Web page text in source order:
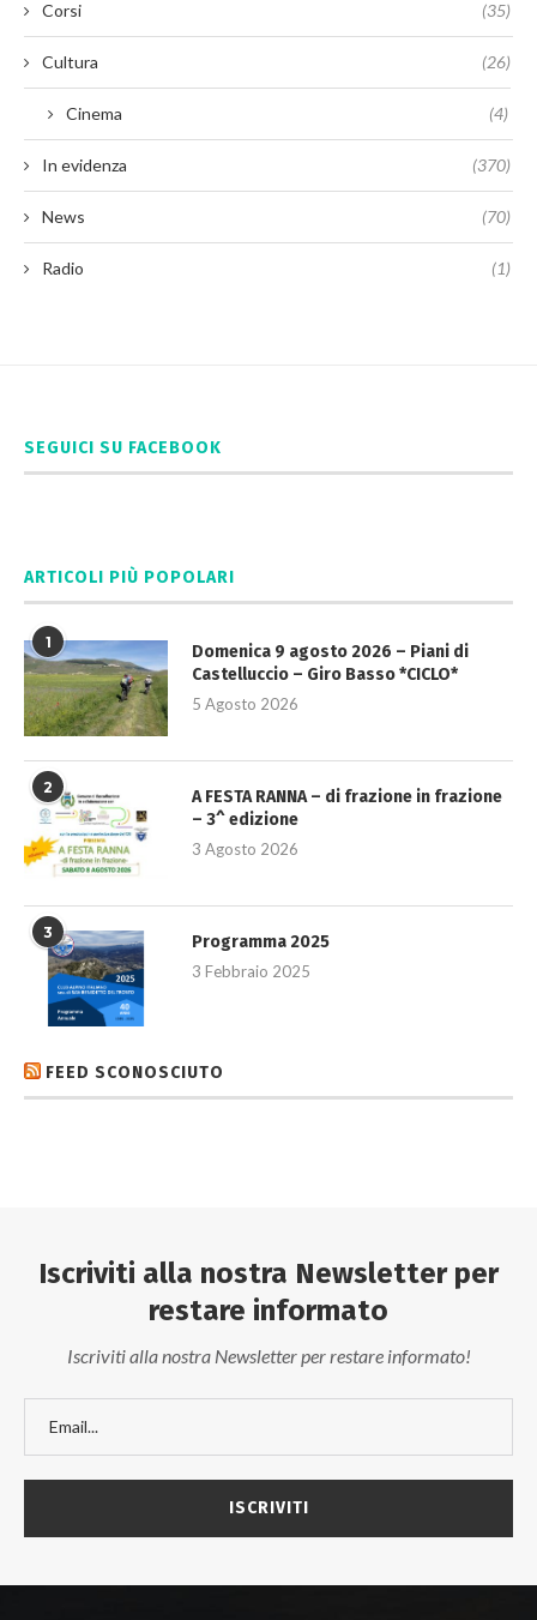
Corsi (35)
Cultura (26)
Cinema (4)
In evidenza (370)
News (70)
Radio (1)
SEGUICI SU FACEBOOK
ARTICOLI PIÙ POPOLARI
1
Domenica 9 agosto 2026 – Piani di
Castelluccio – Giro Basso *CICLO*
5 Agosto 2026
2
A FESTA RANNA – di frazione in frazione
– 3^ edizione
3 Agosto 2026
3
Programma 2025
3 Febbraio 2025
FEED SCONOSCIUTO
Iscriviti alla nostra Newsletter per
restare informato
Iscriviti alla nostra Newsletter per restare informato!